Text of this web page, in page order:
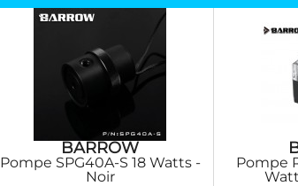
BARROW
Pompe SPG40A-S 18 Watts -
Noir
Pompe